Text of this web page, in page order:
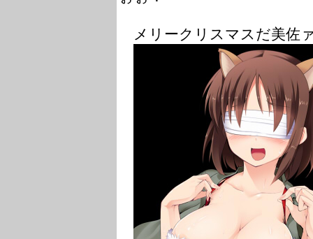
メリークリスマスだ美佐